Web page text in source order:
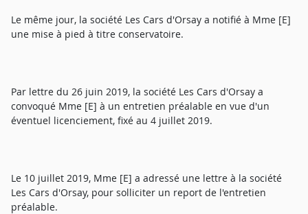
Le même jour, la société Les Cars d'Orsay a notifié à Mme [E]
une mise à pied à titre conservatoire.
Par lettre du 26 juin 2019, la société Les Cars d'Orsay a
convoqué Mme [E] à un entretien préalable en vue d'un
éventuel licenciement, fixé au 4 juillet 2019.
Le 10 juillet 2019, Mme [E] a adressé une lettre à la société
Les Cars d'Orsay, pour solliciter un report de l'entretien
préalable.